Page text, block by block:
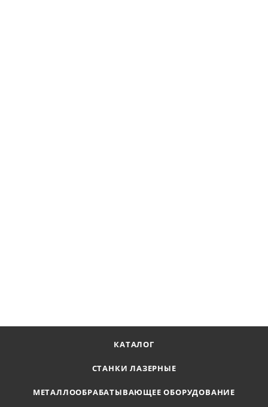
КАТАЛОГ
СТАНКИ ЛАЗЕРНЫЕ
МЕТАЛЛООБРАБАТЫВАЮЩЕЕ ОБОРУДОВАНИЕ